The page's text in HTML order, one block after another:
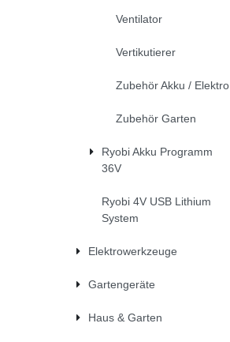
Ventilator
Vertikutierer
Zubehör Akku / Elektro
Zubehör Garten
Ryobi Akku Programm
36V
Ryobi 4V USB Lithium
System
Elektrowerkzeuge
Gartengeräte
Haus & Garten